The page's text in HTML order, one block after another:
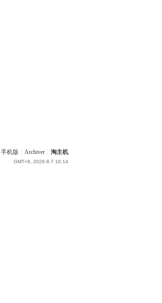
手机版 Archiver 淘主机
GMT+8, 2026-8-7 16:14